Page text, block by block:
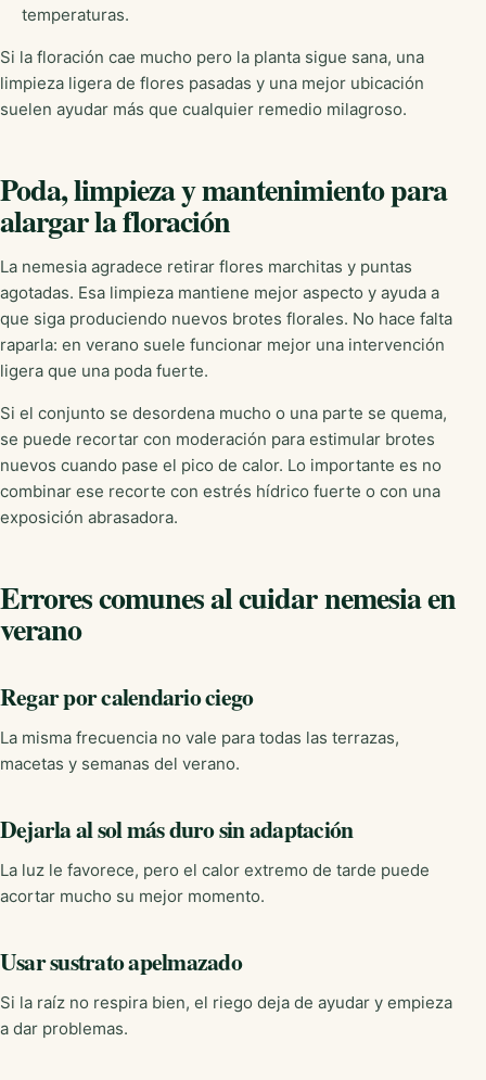
temperaturas.
Si la floración cae mucho pero la planta sigue sana, una
limpieza ligera de flores pasadas y una mejor ubicación
suelen ayudar más que cualquier remedio milagroso.
Poda, limpieza y mantenimiento para
alargar la floración
La nemesia agradece retirar flores marchitas y puntas
agotadas. Esa limpieza mantiene mejor aspecto y ayuda a
que siga produciendo nuevos brotes florales. No hace falta
raparla: en verano suele funcionar mejor una intervención
ligera que una poda fuerte.
Si el conjunto se desordena mucho o una parte se quema,
se puede recortar con moderación para estimular brotes
nuevos cuando pase el pico de calor. Lo importante es no
combinar ese recorte con estrés hídrico fuerte o con una
exposición abrasadora.
Errores comunes al cuidar nemesia en
verano
Regar por calendario ciego
La misma frecuencia no vale para todas las terrazas,
macetas y semanas del verano.
Dejarla al sol más duro sin adaptación
La luz le favorece, pero el calor extremo de tarde puede
acortar mucho su mejor momento.
Usar sustrato apelmazado
Si la raíz no respira bien, el riego deja de ayudar y empieza
a dar problemas.